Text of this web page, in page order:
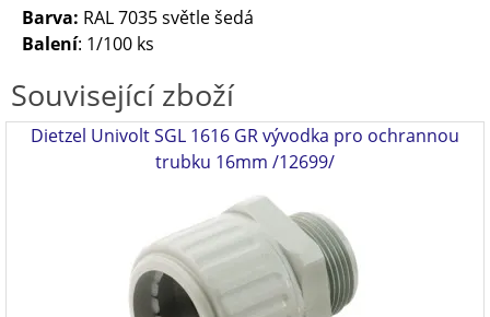
Barva: RAL 7035 světle šedá
Balení: 1/100 ks
Související zboží
Dietzel Univolt SGL 1616 GR vývodka pro ochrannou
trubku 16mm /12699/